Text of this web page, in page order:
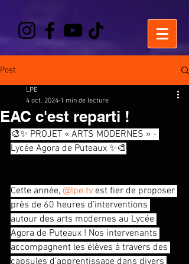
Post
EAC c'est reparti !
LPE
4 oct. 2024 1 min de lecture
🎨✨ PROJET « ARTS MODERNES » -
Lycée Agora de Puteaux ✨🎨
Cette année, @lpe.tv est fier de proposer
près de 60 heures d’interventions
autour des arts modernes au Lycée
Agora de Puteaux ! Nos intervenants
accompagnent les élèves à travers des
capsules d’apprentissage dans divers